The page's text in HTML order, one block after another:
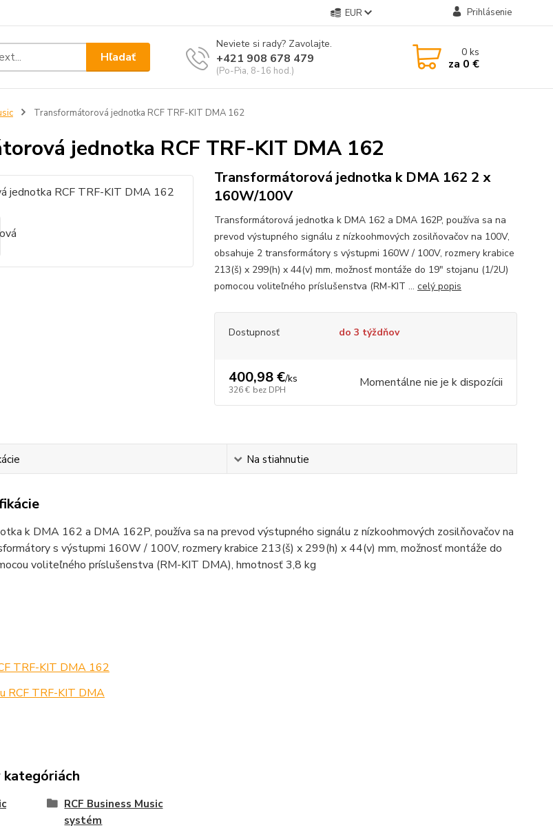
EUR Prihlásenie
Hľadať
Neviete si rady? Zavolajte.
+421 908 678 479
(Po-Pia, 8-16 hod.)
0ks
za 0 €
Transformátorová jednotka RCF TRF-KIT DMA 162
jednotka RCF TRF-KIT DMA 162
Transformátorová jednotka k DMA 162 2 x
160W/100V
Transformátorová jednotka k DMA 162 a DMA 162P, používa sa na
prevod výstupného signálu z nízkoohmových zosilňovačov na 100V,
obsahuje 2 transformátory s výstupmi 160W / 100V, rozmery krabice
213(š) x 299(h) x 44(v) mm, možnosť montáže do 19" stojanu (1/2U)
pomocou voliteľného príslušenstva (RM-KIT ... celý popis
Dostupnosť do 3 týždňov
400,98 €/ks
326 € bez DPH Momentálne nie je k dispozícii
Na stiahnutie
k DMA 162 a DMA 162P, používa sa na prevod výstupného signálu z nízkoohmových zosilňovačov na
s výstupmi 160W / 100V, rozmery krabice 213(š) x 299(h) x 44(v) mm, možnosť montáže do
voliteľného príslušenstva (RM-KIT DMA), hmotnosť 3,8 kg
TRF-KIT DMA 162
RCF TRF-KIT DMA
kategóriách
RCF Business Music
systém